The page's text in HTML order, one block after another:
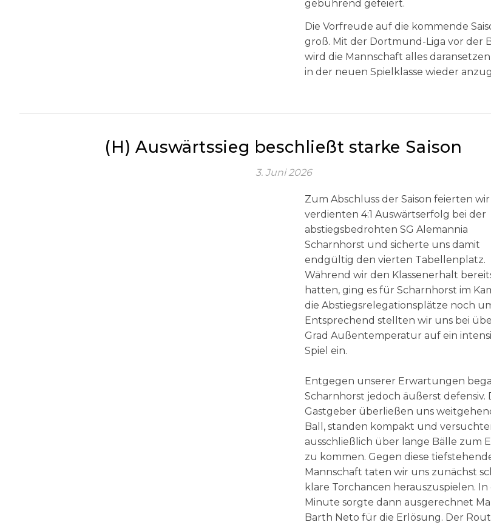
gebührend gefeiert.
Die Vorfreude auf die kommende
groß. Mit der Dortmund-Liga vor der
wird die Mannschaft alles
in der neuen Spielklasse wieder
(H) Auswärtssieg beschließt starke Saison
3. Juni 2026
Zum Abschluss der Saison feierten
verdienten 4:1 Auswärtserfolg bei der
abstiegsbedrohten SG Alemannia
Scharnhorst und sicherte uns damit
endgültig den vierten Tabellenplatz.
Während wir den Klassenerhalt
hatten, ging es für Scharnhorst im
die Abstiegsrelegationsplätze noch
Entsprechend stellten wir uns bei
Grad Außentemperatur auf ein
Spiel ein.
Entgegen unserer Erwartungen
Scharnhorst jedoch äußerst defensiv.
Gastgeber überließen uns
Ball, standen kompakt und
ausschließlich über lange Bälle zum
zu kommen. Gegen diese
Mannschaft taten wir uns zunächst
klare Torchancen herauszuspielen. In
Minute sorgte dann ausgerechnet
Barth Neto für die Erlösung. Der